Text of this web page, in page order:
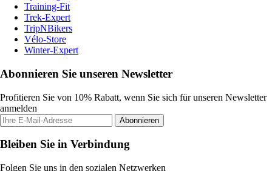
Training-Fit
Trek-Expert
TripNBikers
Vélo-Store
Winter-Expert
Abonnieren Sie unseren Newsletter
Profitieren Sie von 10% Rabatt, wenn Sie sich für unseren Newsletter
anmelden
Abonnieren
Bleiben Sie in Verbindung
Folgen Sie uns in den sozialen Netzwerken